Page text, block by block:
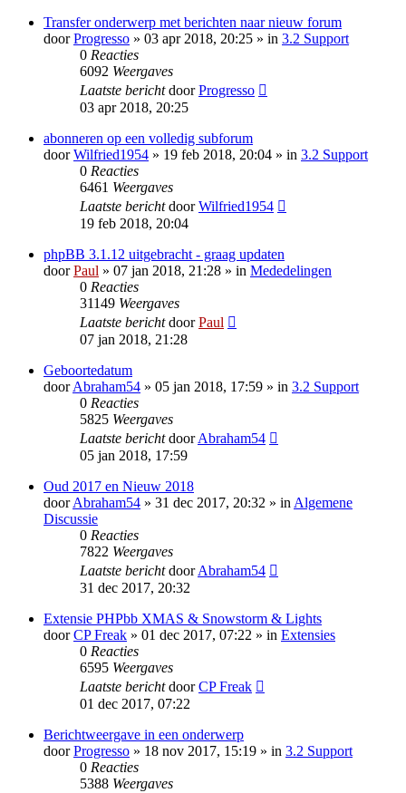
Transfer onderwerp met berichten naar nieuw forum
doorProgresso » 03 apr 2018, 20:25 » in 3.2 Support
0 Reacties
6092 Weergaves
Laatste berichtdoorProgresso
03 apr 2018, 20:25
abonneren op een volledig subforum
doorWilfried1954 » 19 feb 2018, 20:04 » in 3.2 Support
0 Reacties
6461 Weergaves
Laatste berichtdoorWilfried1954
19 feb 2018, 20:04
phpBB 3.1.12 uitgebracht - graag updaten
doorPaul » 07 jan 2018, 21:28 » in Mededelingen
0 Reacties
31149 Weergaves
Laatste berichtdoorPaul
07 jan 2018, 21:28
Geboortedatum
doorAbraham54 » 05 jan 2018, 17:59 » in 3.2 Support
0 Reacties
5825 Weergaves
Laatste berichtdoorAbraham54
05 jan 2018, 17:59
Oud 2017 en Nieuw 2018
doorAbraham54 » 31 dec 2017, 20:32 » inAlgemene
Discussie
0 Reacties
7822 Weergaves
Laatste berichtdoorAbraham54
31 dec 2017, 20:32
Extensie PHPbb XMAS & Snowstorm & Lights
doorCP Freak » 01 dec 2017, 07:22 » in Extensies
0 Reacties
6595 Weergaves
Laatste berichtdoorCP Freak
01 dec 2017, 07:22
Berichtweergave in een onderwerp
doorProgresso » 18 nov 2017, 15:19 » in 3.2 Support
0 Reacties
5388 Weergaves